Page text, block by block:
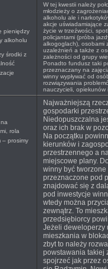
pieniędzy
alkoholu
środki z
W tej kwestii należy
młodzieży o
alkoholu ale i
akcje uświadamiające
życie w trzeźwości,
policjantami (próba
alkogoglach), osobami
uzależnień a także z
zależności od grupy
Ponadto fundusz taki
przeznaczany na
winny wypływać od
rozwiązywania
nauczycieli, opiekunów
rola
– prosimy
Najważniejszą
gospodarki
Niedopuszczalna
oraz ich brak w
Na początku
kierunków i
przestrzennego a
miejscowe plany.
winny być
przeznaczone pod
znajdować się z
pod inwestycje
wtedy można
zewnątrz. To
przedsiębiorcy
Jeżeli deweloperzy
mieszkania w
zbyt to należy
powstawania takiej
spojrzeć jak przez